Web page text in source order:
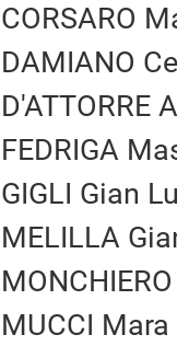
CORSARO
DAMIANO
D'ATTORRE
FEDRIGA
GIGLI Gian
MELILLA
MUCCI